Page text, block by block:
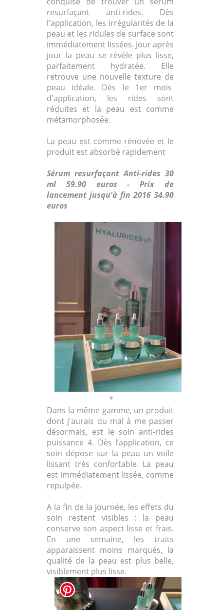
resurfaçant anti-rides. Dès
l'application, les irrégularités de la
peau et les ridules de surface sont
immédiatement lissées. Jour après
jour la peau se révèle plus lisse,
parfaitement hydratée. Elle
retrouve une nouvelle texture de
peau idéale. Dès le 1er mois
d'application, les rides sont
réduites et la peau est comme
métamorphosée.
La peau est comme rénovée et le
produit est absorbé rapidement
Sérum resurfaçant Anti-rides 30
ml 59.90 euros - Prix de
lancement jusqu'à fin 2016 34.90
euros
*
Dans la même gamme, un produit
dont j'aurais du mal à me passer
désormais, est le soin anti-rides
puissance 4. Dès l’application, ce
soin dépose sur la peau un voile
lissant très confortable. La peau
est immédiatement lissée, comme
repulpée.
A la fin de la journée, les effets du
soin restent visibles : la peau
conserve son aspect lisse et frais.
En une semaine, les traits
apparaissent moins marqués, la
qualité de la peau est plus belle,
visiblement plus lisse.